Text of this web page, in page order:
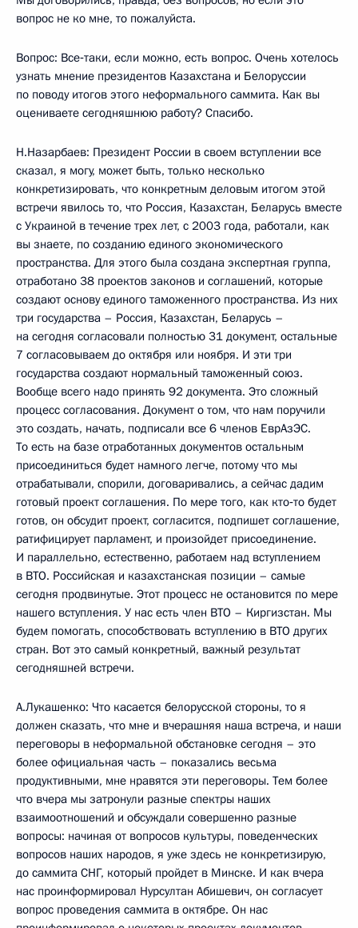
вопрос не ко мне, то пожалуйста.
Вопрос: Все‑таки, если можно, есть вопрос. Очень хотелось
узнать мнение президентов Казахстана и Белоруссии
по поводу итогов этого неформального саммита. Как вы
оцениваете сегодняшнюю работу? Спасибо.
Н.Назарбаев: Президент России в своем вступлении все
сказал, я могу, может быть, только несколько
конкретизировать, что конкретным деловым итогом этой
встречи явилось то, что Россия, Казахстан, Беларусь вместе
с Украиной в течение трех лет, с 2003 года, работали, как
вы знаете, по созданию единого экономического
пространства. Для этого была создана экспертная группа,
отработано 38 проектов законов и соглашений, которые
создают основу единого таможенного пространства. Из них
три государства – Россия, Казахстан, Беларусь –
на сегодня согласовали полностью 31 документ, остальные
7 согласовываем до октября или ноября. И эти три
государства создают нормальный таможенный союз.
Вообще всего надо принять 92 документа. Это сложный
процесс согласования. Документ о том, что нам поручили
это создать, начать, подписали все 6 членов ЕврАзЭС.
То есть на базе отработанных документов остальным
присоединиться будет намного легче, потому что мы
отрабатывали, спорили, договаривались, а сейчас дадим
готовый проект соглашения. По мере того, как кто‑то будет
готов, он обсудит проект, согласится, подпишет соглашение,
ратифицирует парламент, и произойдет присоединение.
И параллельно, естественно, работаем над вступлением
в ВТО. Российская и казахстанская позиции – самые
сегодня продвинутые. Этот процесс не остановится по мере
нашего вступления. У нас есть член ВТО – Киргизстан. Мы
будем помогать, способствовать вступлению в ВТО других
стран. Вот это самый конкретный, важный результат
сегодняшней встречи.
А.Лукашенко: Что касается белорусской стороны, то я
должен сказать, что мне и вчерашняя наша встреча, и наши
переговоры в неформальной обстановке сегодня – это
более официальная часть – показались весьма
продуктивными, мне нравятся эти переговоры. Тем более
что вчера мы затронули разные спектры наших
взаимоотношений и обсуждали совершенно разные
вопросы: начиная от вопросов культуры, поведенческих
вопросов наших народов, я уже здесь не конкретизирую,
до саммита СНГ, который пройдет в Минске. И как вчера
нас проинформировал Нурсултан Абишевич, он согласует
вопрос проведения саммита в октябре. Он нас